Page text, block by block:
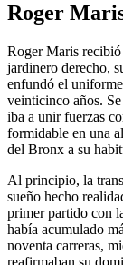
Roger
Roger Maris recibió
jardinero derecho,
enfundó el
veinticinco años.
iba a unir fuerzas
formidable en una
del Bronx a su
Al principio, la
sueño hecho
primer partido con
había acumulado
noventa carreras,